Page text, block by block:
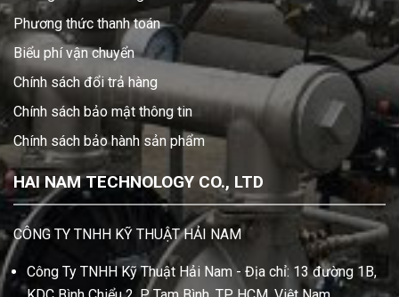
Phương thức thanh toán
Biểu phí vận chuyển
Chính sách đổi trả hàng
Chính sách bảo mật thông tin
Chính sách bảo hành sản phẩm
HAI NAM TECHNOLOGY CO., LTD
CÔNG TY TNHH KỸ THUẬT HẢI NAM
Công Ty TNHH Kỹ Thuật Hải Nam - Địa chỉ: 13 đường 1B,